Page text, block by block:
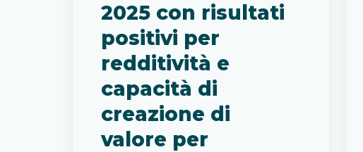
2025 con risultati
positivi per
redditività e
capacità di
creazione di
valore per